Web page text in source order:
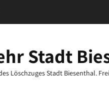
Stadt
Löschzuges Stadt Biesenthal.